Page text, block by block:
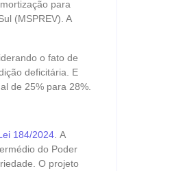
para
(MSPREV). A
o fato de
deficitária. E
de 25% para 28%.
184/2024. A
do Poder
O projeto